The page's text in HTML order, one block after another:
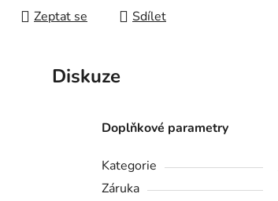
Zeptat se Sdílet
Diskuze
Doplňkové parametry
Kategorie
Záruka